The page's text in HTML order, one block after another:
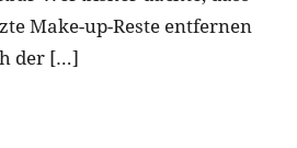
Make-up-Reste entfernen
der […]